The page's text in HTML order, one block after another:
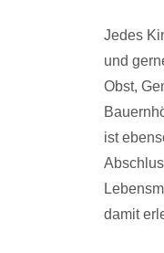
Jedes
und
Obst,
ist
damit